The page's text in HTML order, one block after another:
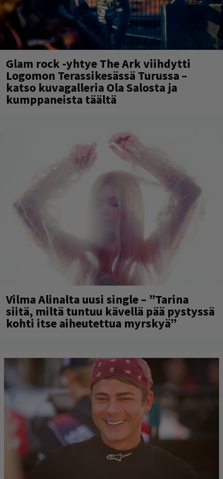
Glam rock -yhtye The Ark viihdytti
Logomon Terassikesässä Turussa –
katso kuvagalleria Ola Salosta ja
kumppaneista täältä
Vilma Alinalta uusi single – ”Tarina
siitä, miltä tuntuu kävellä pää pystyssä
kohti itse aiheutettua myrskyä”